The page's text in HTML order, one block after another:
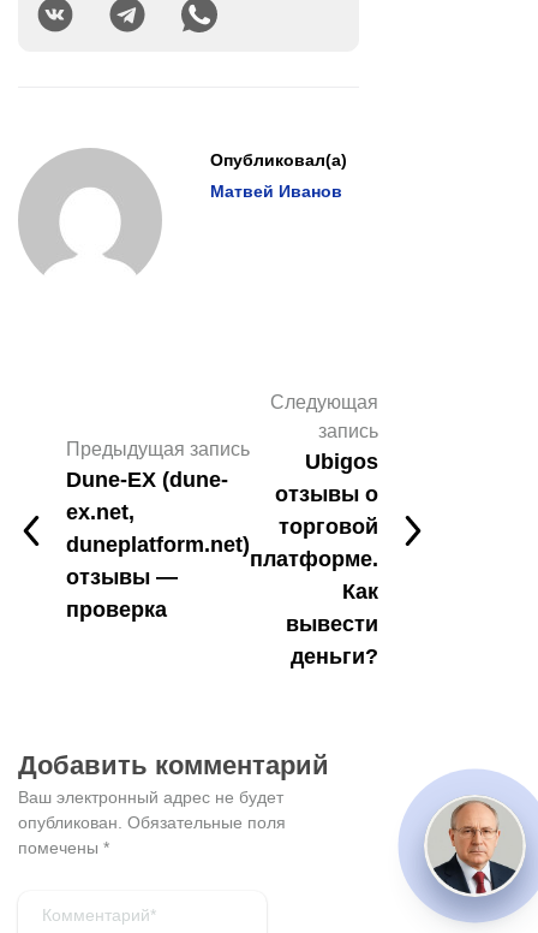
Опубликовал(а)
Матвей Иванов
Предыдущая запись
Dune-EX (dune-
ex.net,
duneplatform.net)
отзывы —
проверка
Следующая
запись
Ubigos
отзывы о
торговой
платформе.
Как
вывести
деньги?
Добавить комментарий
Ваш электронный адрес не будет
опубликован. Обязательные поля
помечены *